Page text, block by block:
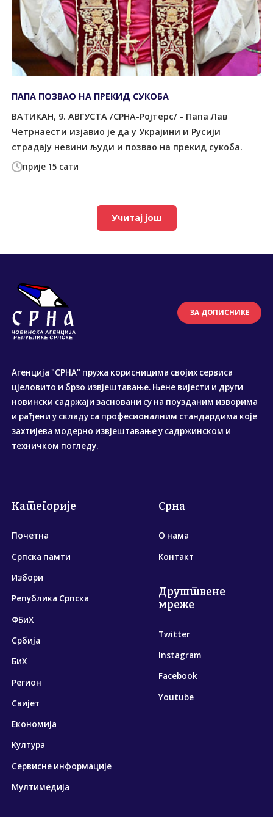
прије 15 сати
ПАПА ПОЗВАО НА ПРЕКИД СУКОБА
ВАТИКАН, 9. АВГУСТА /СРНА-Ројтерс/ - Папа Лав
Четрнаести изјавио је да у Украјини и Русији
страдају невини људи и позвао на прекид сукоба.
Учитај још
ЗА ДОПИСНИКЕ
Агенција "СРНА" пружа корисницима својих сервиса
цјеловито и брзо извјештавање. Њене вијести и други
новински садржаји засновани су на поузданим изворима
и рађени у складу са професионалним стандардима које
захтијева модерно извјештавање у садржинском и
техничком погледу.
Категорије
Почетна
Српска памти
Избори
Република Српска
ФБиХ
Србија
БиХ
Регион
Свијет
Економија
Култура
Сервисне информације
Мултимедија
Срна
О нама
Контакт
Друштвене
мреже
Twitter
Instagram
Facebook
Youtube